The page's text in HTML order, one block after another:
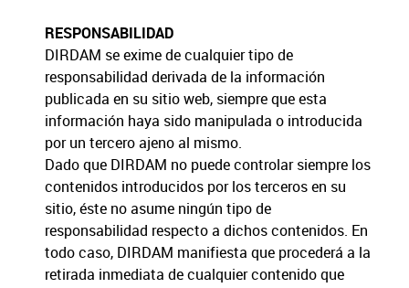
RESPONSABILIDAD
DIRDAM se exime de cualquier tipo de
responsabilidad derivada de la información
publicada en su sitio web, siempre que esta
información haya sido manipulada o introducida
por un tercero ajeno al mismo.
Dado que DIRDAM no puede controlar siempre los
contenidos introducidos por los terceros en su
sitio, éste no asume ningún tipo de
responsabilidad respecto a dichos contenidos. En
todo caso, DIRDAM manifiesta que procederá a la
retirada inmediata de cualquier contenido que